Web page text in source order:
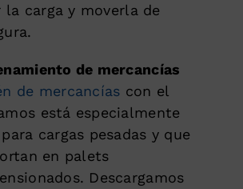
la carga y moverla de
de mercancías
de mercancías con el
está especialmente
cargas pesadas y que
en palets
Descargamos